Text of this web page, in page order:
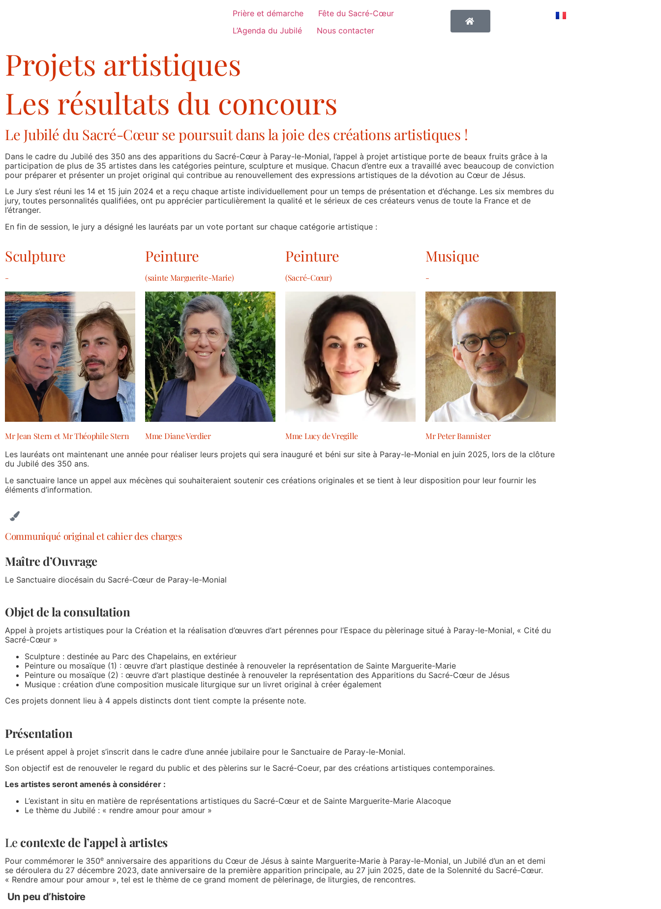
Prière et démarche
Fête du Sacré-Cœur
L’Agenda du Jubilé
Nous contacter
Projets artistiques
Les résultats du concours
Le Jubilé du Sacré-Cœur se poursuit dans la joie des créations artistiques !
Dans le cadre du Jubilé des 350 ans des apparitions du Sacré-Cœur à Paray-le-Monial, l’appel à projet artistique porte de beaux fruits grâce à la
participation de plus de 35 artistes dans les catégories peinture, sculpture et musique. Chacun d’entre eux a travaillé avec beaucoup de conviction
pour préparer et présenter un projet original qui contribue au renouvellement des expressions artistiques de la dévotion au Cœur de Jésus.
Le Jury s’est réuni les 14 et 15 juin 2024 et a reçu chaque artiste individuellement pour un temps de présentation et d’échange. Les six membres du
jury, toutes personnalités qualifiées, ont pu apprécier particulièrement la qualité et le sérieux de ces créateurs venus de toute la France et de
l’étranger.
En fin de session, le jury a désigné les lauréats par un vote portant sur chaque catégorie artistique :
Sculpture
-
Mr Jean Stern et Mr Théophile Stern
Peinture
(sainte Marguerite-Marie)
Mme Diane Verdier
Peinture
(Sacré-Cœur)
Mme Lucy de Vregille
Musique
-
Mr Peter Bannister
Les lauréats ont maintenant une année pour réaliser leurs projets qui sera inauguré et béni sur site à Paray-le-Monial en juin 2025, lors de la clôture
du Jubilé des 350 ans.
Le sanctuaire lance un appel aux mécènes qui souhaiteraient soutenir ces créations originales et se tient à leur disposition pour leur fournir les
éléments d’information.
Communiqué original et cahier des charges
Maître d’Ouvrage
Le Sanctuaire diocésain du Sacré-Cœur de Paray-le-Monial
Objet de la consultation
Appel à projets artistiques pour la Création et la réalisation d’œuvres d’art pérennes pour l’Espace du pèlerinage situé à Paray-le-Monial, « Cité du
Sacré-Cœur »
Sculpture : destinée au Parc des Chapelains, en extérieur
Peinture ou mosaïque (1) : œuvre d’art plastique destinée à renouveler la représentation de Sainte Marguerite-Marie
Peinture ou mosaïque (2) : œuvre d’art plastique destinée à renouveler la représentation des Apparitions du Sacré-Cœur de Jésus
Musique : création d’une composition musicale liturgique sur un livret original à créer également
Ces projets donnent lieu à 4 appels distincts dont tient compte la présente note.
Présentation
Le présent appel à projet s’inscrit dans le cadre d’une année jubilaire pour le Sanctuaire de Paray-le-Monial.
Son objectif est de renouveler le regard du public et des pèlerins sur le Sacré-Coeur, par des créations artistiques contemporaines.
Les artistes seront amenés à considérer :
L’existant in situ en matière de représentations artistiques du Sacré-Cœur et de Sainte Marguerite-Marie Alacoque
Le thème du Jubilé : « rendre amour pour amour »
Le contexte de l’appel à artistes
Pour commémorer le 350e anniversaire des apparitions du Cœur de Jésus à sainte Marguerite-Marie à Paray-le-Monial, un Jubilé d’un an et demi
se déroulera du 27 décembre 2023, date anniversaire de la première apparition principale, au 27 juin 2025, date de la Solennité du Sacré-Cœur.
« Rendre amour pour amour », tel est le thème de ce grand moment de pèlerinage, de liturgies, de rencontres.
Un peu d’histoire